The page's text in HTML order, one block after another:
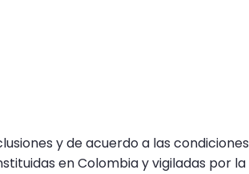
y de acuerdo a las condiciones
en Colombia y vigiladas por la